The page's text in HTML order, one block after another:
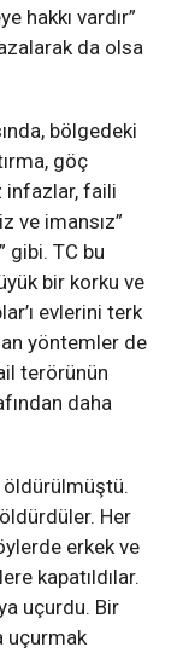
hakkı vardır”
da olsa
bölgedeki
göç
infazlar, faili
ve imansız”
gibi. TC bu
bir korku ve
evlerini terk
yöntemler de
terörünün
daha
öldürülmüştü.
Her
erkek ve
kapatıldılar.
uçurdu. Bir
uçurmak